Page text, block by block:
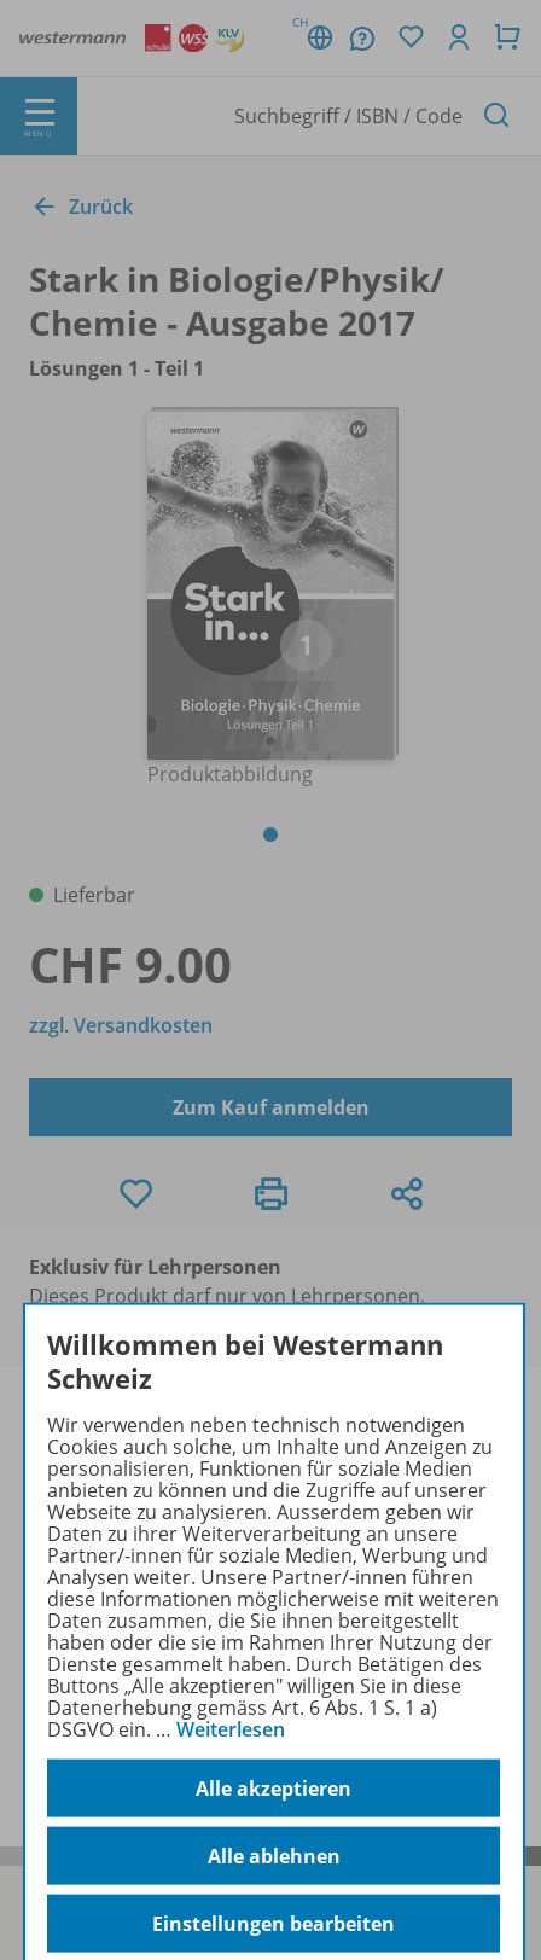
CH
MENÜ
Zurück
Stark in Biologie/Physik/
Chemie - Ausgabe 2017
Lösungen 1 - Teil 1
Produktabbildung
Lieferbar
CHF 9.00
zzgl. Versandkosten
Zum Kauf anmelden
Exklusiv für Lehrpersonen
Dieses Produkt darf nur von Lehrpersonen,
Produktinformationen
Beschreibung
Zugehörige Produkte
Benachrichtigungs-Service
Willkommen bei Westermann
Schweiz
Wir verwenden neben technisch notwendigen
Cookies auch solche, um Inhalte und Anzeigen zu
personalisieren, Funktionen für soziale Medien
anbieten zu können und die Zugriffe auf unserer
Webseite zu analysieren. Ausserdem geben wir
Daten zu ihrer Weiterverarbeitung an unsere
Partner/-innen für soziale Medien, Werbung und
Analysen weiter. Unsere Partner/-innen führen
diese Informationen möglicherweise mit weiteren
Daten zusammen, die Sie ihnen bereitgestellt
haben oder die sie im Rahmen Ihrer Nutzung der
Dienste gesammelt haben. Durch Betätigen des
Buttons „Alle akzeptieren" willigen Sie in diese
Datenerhebung gemäss Art. 6 Abs. 1 S. 1 a)
DSGVO ein. … Weiterlesen
Alle akzeptieren
Alle ablehnen
Einstellungen bearbeiten